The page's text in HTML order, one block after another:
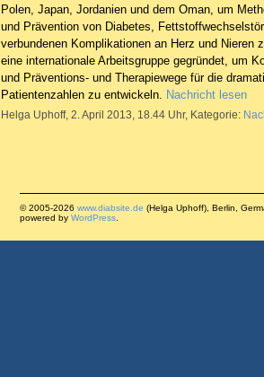
Polen, Japan, Jordanien und dem Oman, um
und Prävention von Diabetes,
verbundenen Komplikationen an Herz und Nieren
eine internationale Arbeitsgruppe gegründet, um
und Präventions- und Therapiewege für die
Patientenzahlen zu entwickeln. Nachricht lesen
Helga Uphoff, 2. April 2013, 18.44 Uhr, Kategorie:
© 2005-2026 www.diabsite.de (Helga Uphoff), Berlin,
powered by WordPress.